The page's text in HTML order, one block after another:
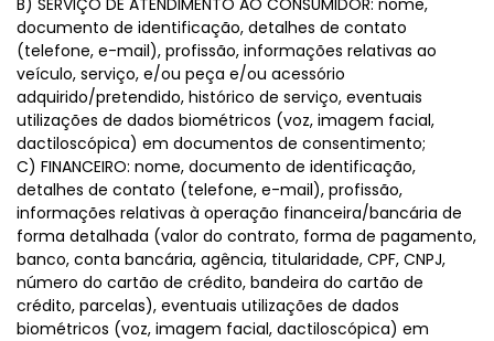
B) SERVIÇO DE ATENDIMENTO AO CONSUMIDOR: nome,
documento de identificação, detalhes de contato
(telefone, e-mail), profissão, informações relativas ao
veículo, serviço, e/ou peça e/ou acessório
adquirido/pretendido, histórico de serviço, eventuais
utilizações de dados biométricos (voz, imagem facial,
dactiloscópica) em documentos de consentimento;
C) FINANCEIRO: nome, documento de identificação,
detalhes de contato (telefone, e-mail), profissão,
informações relativas à operação financeira/bancária de
forma detalhada (valor do contrato, forma de pagamento,
banco, conta bancária, agência, titularidade, CPF, CNPJ,
número do cartão de crédito, bandeira do cartão de
crédito, parcelas), eventuais utilizações de dados
biométricos (voz, imagem facial, dactiloscópica) em